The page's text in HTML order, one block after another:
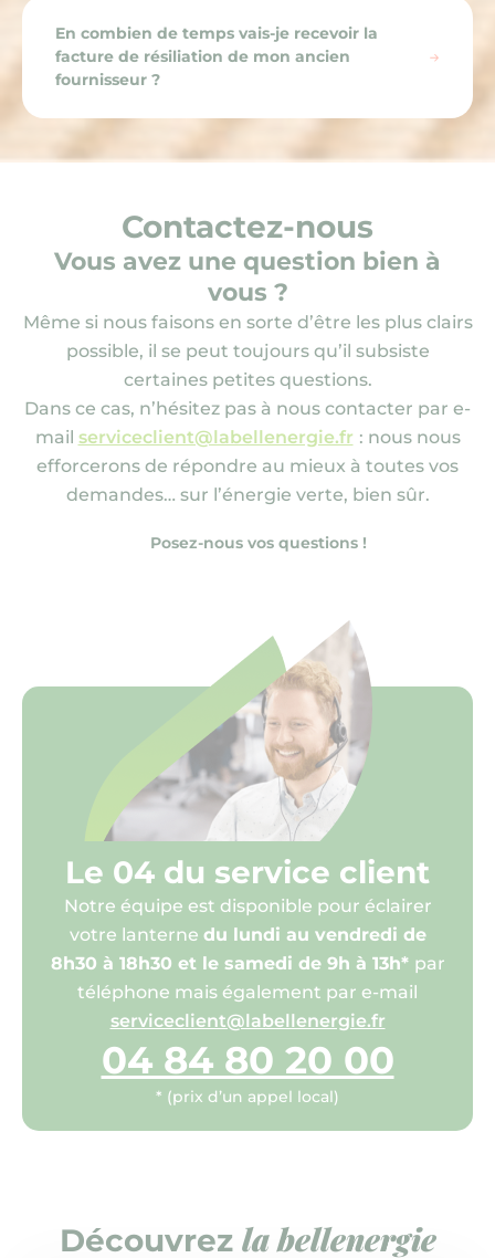
En combien de temps vais-je recevoir la
facture de résiliation de mon ancien
fournisseur ?
Contactez-nous
Vous avez une question bien à
vous ?
Même si nous faisons en sorte d’être les plus clairs
possible, il se peut toujours qu’il subsiste
certaines petites questions.
Dans ce cas, n’hésitez pas à nous contacter par e-
mail serviceclient@labellenergie.fr : nous nous
efforcerons de répondre au mieux à toutes vos
demandes… sur l’énergie verte, bien sûr.
Posez-nous vos questions !
Le 04 du service client
Notre équipe est disponible pour éclairer
votre lanterne du lundi au vendredi de
8h30 à 18h30 et le samedi de 9h à 13h* par
téléphone mais également par e-mail
serviceclient@labellenergie.fr
04 84 80 20 00
* (prix d’un appel local)
Découvrez la bellenergie